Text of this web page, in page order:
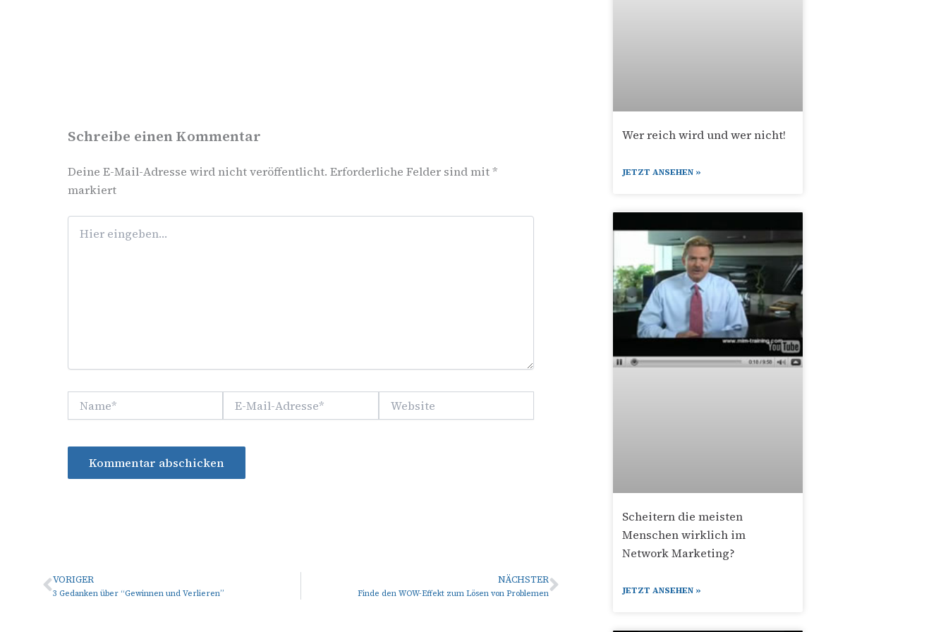
Schreibe einen Kommentar
Deine E-Mail-Adresse wird nicht veröffentlicht. Erforderliche Felder sind mit*
markiert
Hier
eingeben…
Mail-
Zurück
VORIGER
3 Gedanken über “Gewinnen und Verlieren”
NÄCHSTER
Finde den WOW-Effekt zum Lösen von ProblemenNächster
Wer reich wird und wer nicht!
JETZT ANSEHEN »
Scheitern die meisten
Menschen wirklich im
Network Marketing?
JETZT ANSEHEN »